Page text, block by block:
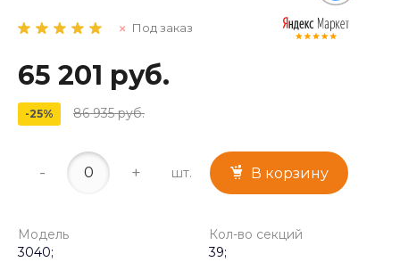
Под заказ
65 201 руб.
-25% 86 935 руб.
- + шт. В корзину
Модель
3040;
Кол-во секций
39;